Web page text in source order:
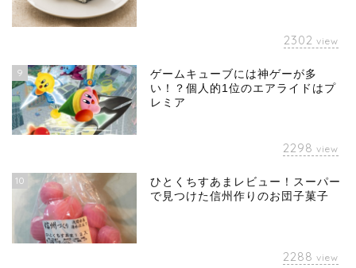
2302 view
9
ゲームキューブには神ゲーが多
い！？個人的1位のエアライドはプ
レミア
2298 view
10
ひとくちすあまレビュー！スーパー
で見つけた信州作りのお団子菓子
2288 view